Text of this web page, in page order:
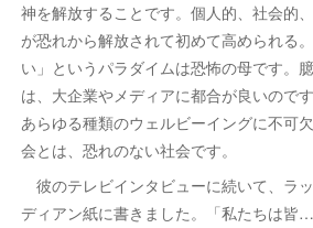
神を解放することです。個人的、社会的
が恐れから解放されて初めて高められる
い」というパラダイムは恐怖の母です。
は、大企業やメディアに都合が良いので
あらゆる種類のウェルビーイングに不可
会とは、恐れのない社会です。
彼のテレビインタビューに続いて、ラ
ディアン紙に書きました。「私たちは皆